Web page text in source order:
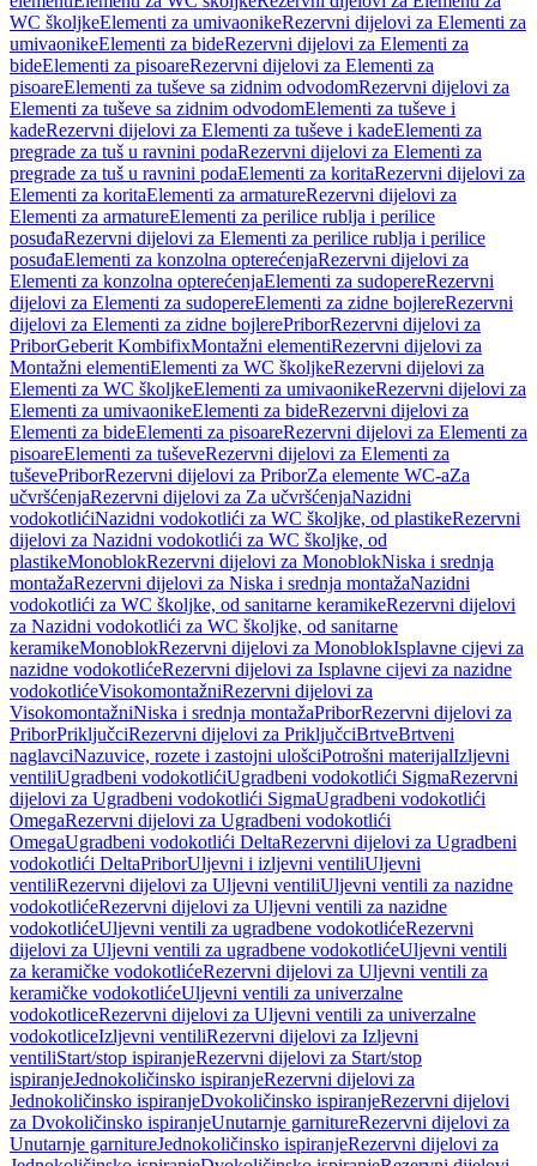
WC školjkeElementi za umivaonikeRezervni dijelovi za Elementi za
umivaonikeElementi za bideRezervni dijelovi za Elementi za
bideElementi za pisoareRezervni dijelovi za Elementi za
pisoareElementi za tuševe sa zidnim odvodomRezervni dijelovi za
Elementi za tuševe sa zidnim odvodomElementi za tuševe i
kadeRezervni dijelovi za Elementi za tuševe i kadeElementi za
pregrade za tuš u ravnini podaRezervni dijelovi za Elementi za
pregrade za tuš u ravnini podaElementi za koritaRezervni dijelovi za
Elementi za koritaElementi za armatureRezervni dijelovi za
Elementi za armatureElementi za perilice rublja i perilice
posuđaRezervni dijelovi za Elementi za perilice rublja i perilice
posuđaElementi za konzolna opterećenjaRezervni dijelovi za
Elementi za konzolna opterećenjaElementi za sudopereRezervni
dijelovi za Elementi za sudopereElementi za zidne bojlereRezervni
dijelovi za Elementi za zidne bojlerePriborRezervni dijelovi za
PriborGeberit KombifixMontažni elementiRezervni dijelovi za
Montažni elementiElementi za WC školjkeRezervni dijelovi za
Elementi za WC školjkeElementi za umivaonikeRezervni dijelovi za
Elementi za umivaonikeElementi za bideRezervni dijelovi za
Elementi za bideElementi za pisoareRezervni dijelovi za Elementi za
pisoareElementi za tuševeRezervni dijelovi za Elementi za
tuševePriborRezervni dijelovi za PriborZa elemente WC-aZa
učvršćenjaRezervni dijelovi za Za učvršćenjaNazidni
vodokotlićiNazidni vodokotlići za WC školjke, od plastikeRezervni
dijelovi za Nazidni vodokotlići za WC školjke, od
plastikeMonoblokRezervni dijelovi za MonoblokNiska i srednja
montažaRezervni dijelovi za Niska i srednja montažaNazidni
vodokotlići za WC školjke, od sanitarne keramikeRezervni dijelovi
za Nazidni vodokotlići za WC školjke, od sanitarne
keramikeMonoblokRezervni dijelovi za MonoblokIsplavne cijevi za
nazidne vodokotlićeRezervni dijelovi za Isplavne cijevi za nazidne
vodokotlićeVisokomontažniRezervni dijelovi za
VisokomontažniNiska i srednja montažaPriborRezervni dijelovi za
PriborPriključciRezervni dijelovi za PriključciBrtveBrtveni
naglavciNazuvice, rozete i zastojni ulošciPotrošni materijalIzljevni
ventiliUgradbeni vodokotlićiUgradbeni vodokotlići SigmaRezervni
dijelovi za Ugradbeni vodokotlići SigmaUgradbeni vodokotlići
OmegaRezervni dijelovi za Ugradbeni vodokotlići
OmegaUgradbeni vodokotlići DeltaRezervni dijelovi za Ugradbeni
vodokotlići DeltaPriborUljevni i izljevni ventiliUljevni
ventiliRezervni dijelovi za Uljevni ventiliUljevni ventili za nazidne
vodokotlićeRezervni dijelovi za Uljevni ventili za nazidne
vodokotlićeUljevni ventili za ugradbene vodokotlićeRezervni
dijelovi za Uljevni ventili za ugradbene vodokotlićeUljevni ventili
za keramičke vodokotlićeRezervni dijelovi za Uljevni ventili za
keramičke vodokotlićeUljevni ventili za univerzalne
vodokotliceRezervni dijelovi za Uljevni ventili za univerzalne
vodokotliceIzljevni ventiliRezervni dijelovi za Izljevni
ventiliStart/stop ispiranjeRezervni dijelovi za Start/stop
ispiranjeJednokoličinsko ispiranjeRezervni dijelovi za
Jednokoličinsko ispiranjeDvokoličinsko ispiranjeRezervni dijelovi
za Dvokoličinsko ispiranjeUnutarnje garnitureRezervni dijelovi za
Unutarnje garnitureJednokoličinsko ispiranjeRezervni dijelovi za